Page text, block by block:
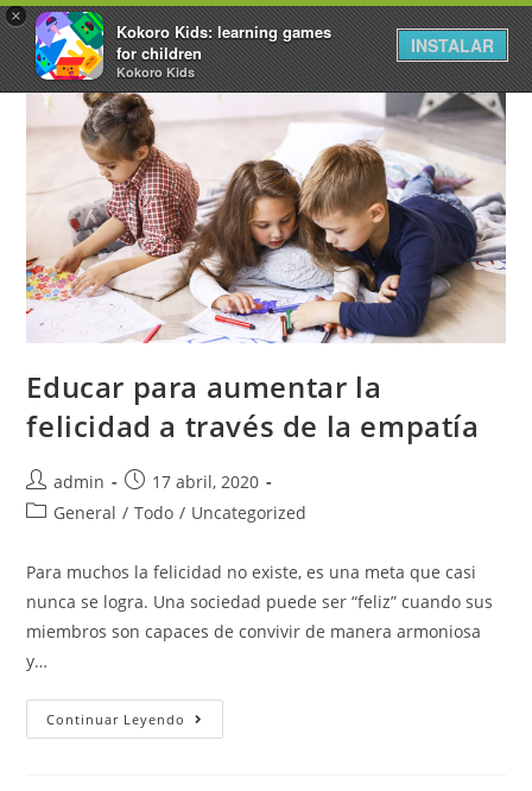
×
Kokoro Kids: learning games
for children
Kokoro Kids
INSTALAR
Educar para aumentar la
felicidad a través de la empatía
admin
17 abril, 2020
General / Todo / Uncategorized
Para muchos la felicidad no existe, es una meta que casi
nunca se logra. Una sociedad puede ser “feliz” cuando sus
miembros son capaces de convivir de manera armoniosa
y…
Continuar Leyendo